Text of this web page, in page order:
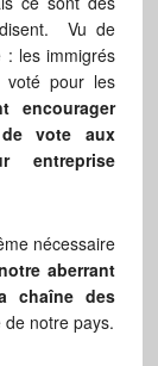
Vu de
: les immigrés
voté pour les
encourager
vote aux
entreprise
nécessaire
aberrant
chaîne des
notre pays.